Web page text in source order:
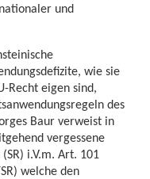
und
wie sie
Recht eigen sind,
des
Baur verweist in
vergessene
i.V.m. Art. 101
welche den